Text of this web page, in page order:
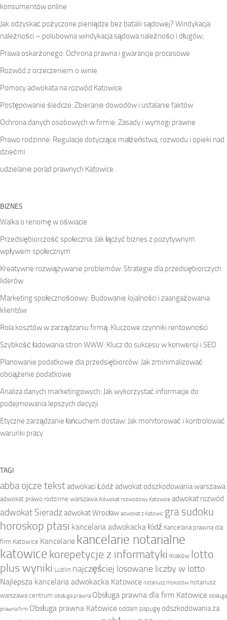
konsumentów online
Jak odzyskać pożyczone pieniądze bez batalii sądowej? Windykacja
należności – polubowna windykacja sądowa należności i długów;
Prawa oskarżonego: Ochrona prawna i gwarancje procesowe
Rozwód z orzeczeniem o winie
Pomocy adwokata na rozwód Katowice
Postępowanie śledcze: Zbieranie dowodów i ustalanie faktów
Ochrona danych osobowych w firmie: Zasady i wymogi prawne
Prawo rodzinne: Regulacje dotyczące małżeństwa, rozwodu i opieki nad
dziećmi
udzielanie porad prawnych Katowice
BIZNES
Walka o renomę w oświacie
Przedsiębiorczość społeczna: Jak łączyć biznes z pozytywnym
wpływem społecznym
Kreatywne rozwiązywanie problemów: Strategie dla przedsiębiorczych
liderów
Marketing społecznościowy: Budowanie lojalności i zaangażowania
klientów
Rola kosztów w zarządzaniu firmą: Kluczowe czynniki rentowności
Szybkość ładowania stron WWW: Klucz do sukcesu w konwersji i SEO
Planowanie podatkowe dla przedsiębiorców: Jak zminimalizować
obciążenie podatkowe
Analiza danych marketingowych: Jak wykorzystać informacje do
podejmowania lepszych decyzji
Etyczne zarządzanie łańcuchem dostaw: Jak monitorować i kontrolować
warunki pracy
TAGI
abba ojcze tekstadwokaci Łódź adwokat odszkodowania warszawa
adwokat prawo rodzinne warszawa Adwokat rozwodowy Katowice adwokat rozwód
adwokat Sieradzadwokat Wrocław adwokat z Katowic gra sudoku
horoskop ptasi kancelaria adwokacka łódź Kancelaria prawna dla
firm Katowice Kancelarie kancelarie notarialne
katowice korepetycje z informatyki Kraków lotto
plus wyniki Lublin najczęściej losowane liczby w lotto
Najlepsza kancelaria adwokacka Katowice notariusz mokotów notariusz
warszawa centrum obsługa prawna Obsługa prawna dla firm Katowice obsługa
prawna firm Obsługa prawna Katowice oddam papugę odszkodowania za